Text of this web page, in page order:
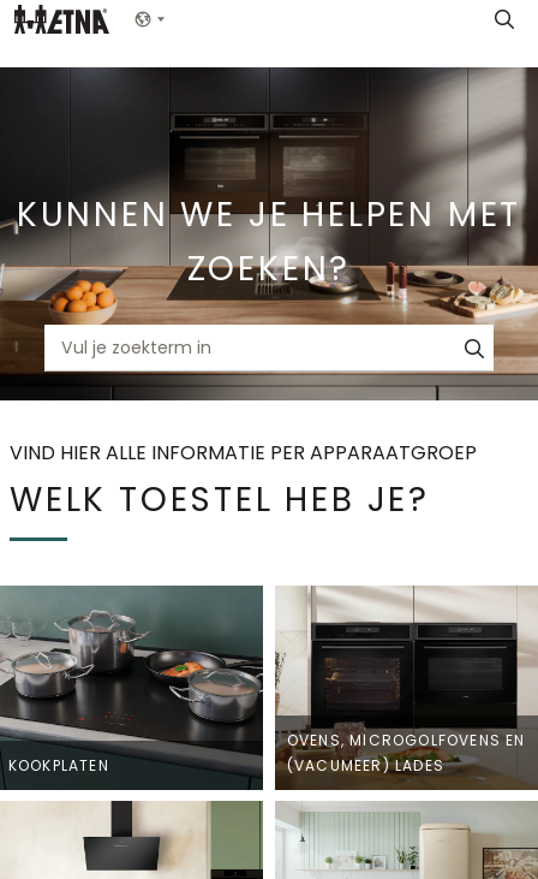
Skip
Show menu
KUNNEN WE JE HELPEN MET
ZOEKEN?
VIND HIER ALLE INFORMATIE PER APPARAATGROEP
WELK TOESTEL HEB JE?
KOOKPLATEN
OVENS, MICROGOLFOVENS EN
(VACUMEER) LADES